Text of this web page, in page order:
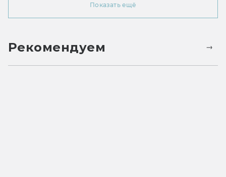
Показать ещё
Рекомендуем